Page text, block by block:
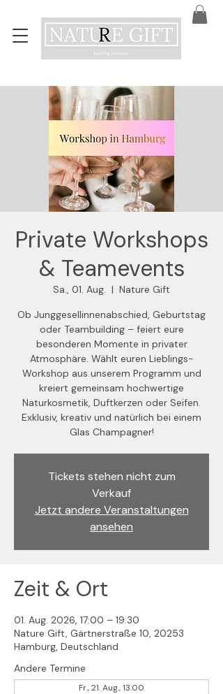
Private Workshops
& Teamevents
Sa., 01. Aug.
  |
Nature Gift
Ob Junggesellinnenabschied, Geburtstag
oder Teambuilding – feiert eure
besonderen Momente in privater
Atmosphäre. Wählt euren Lieblings-
Workshop aus unserem Programm und
kreiert gemeinsam hochwertige
Naturkosmetik, Duftkerzen oder Seifen.
Exklusiv, kreativ und natürlich bei einem
Glas Champagner!
Tickets stehen nicht zum
Verkauf
Jetzt andere Veranstaltungen
ansehen
Zeit & Ort
01. Aug. 2026, 17:00 – 19:30
Nature Gift, Gärtnerstraße 10, 20253
Hamburg, Deutschland
Andere Termine
Fr., 21. Aug., 13:00